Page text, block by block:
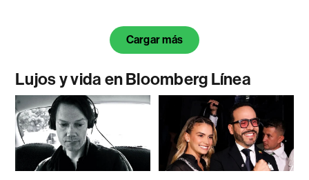
Cargar más
Lujos y vida en Bloomberg Línea